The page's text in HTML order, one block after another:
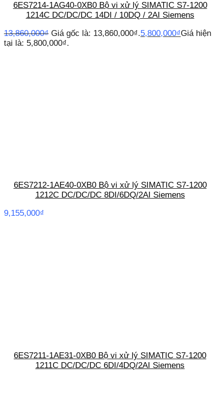
6ES7214-1AG40-0XB0 Bộ vi xử lý SIMATIC S7-1200
1214C DC/DC/DC 14DI / 10DQ / 2AI Siemens
13,860,000₫ Giá gốc là: 13,860,000₫.5,800,000₫Giá hiện
tại là: 5,800,000₫.
6ES7212-1AE40-0XB0 Bộ vi xử lý SIMATIC S7-1200
1212C DC/DC/DC 8DI/6DQ/2AI Siemens
9,155,000₫
6ES7211-1AE31-0XB0 Bộ vi xử lý SIMATIC S7-1200
1211C DC/DC/DC 6DI/4DQ/2AI Siemens